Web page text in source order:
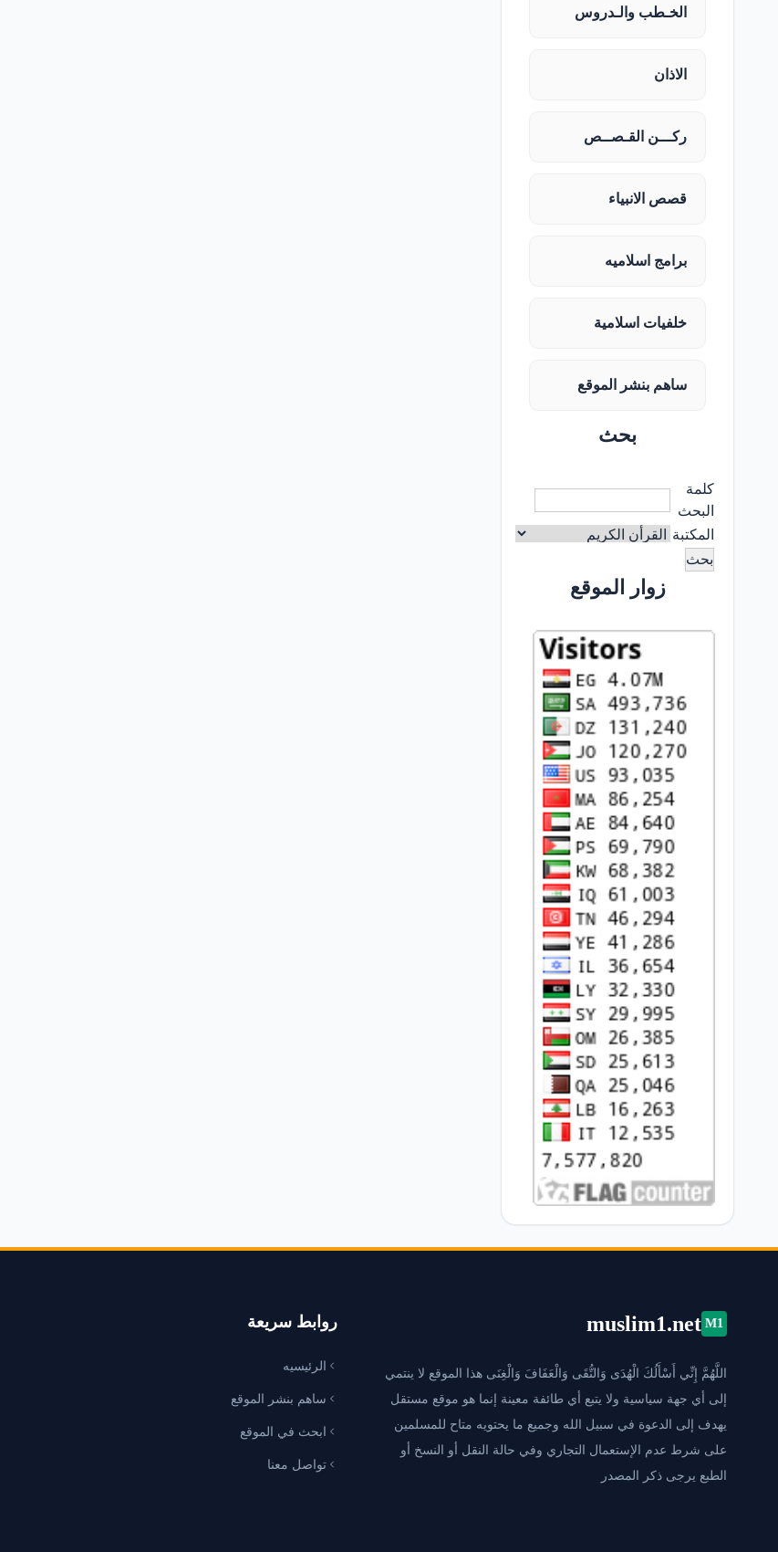
الخـطب والـدروس
الاذان
ركـــن القـصــص
قصص الانبياء
برامج اسلاميه
خلفيات اسلامية
ساهم بنشر الموقع
بحث
كلمة
البحث
المكتبة
زوار الموقع
M1
muslim1.net
اللَّهُمَّ إِنِّي أَسْأَلُكَ الْهُدَى وَالتُّقَى وَالْعَفَافَ وَالْغِنَى هذا الموقع لا ينتمي
إلى أي جهة سياسية ولا يتبع أي طائفة معينة إنما هو موقع مستقل
يهدف إلى الدعوة في سبيل الله وجميع ما يحتويه متاح للمسلمين
على شرط عدم الإستعمال التجاري وفي حالة النقل أو النسخ أو
الطبع يرجى ذكر المصدر
روابط سريعة
الرئيسيه
ساهم بنشر الموقع
ابحث في الموقع
تواصل معنا